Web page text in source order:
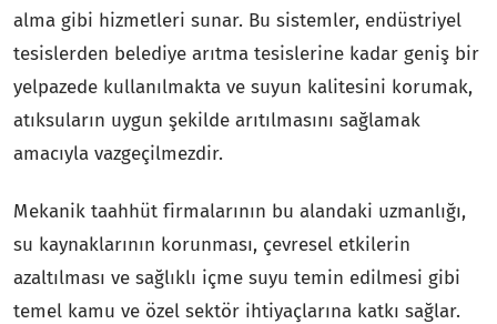
alma gibi hizmetleri sunar. Bu sistemler, endüstriyel
tesislerden belediye arıtma tesislerine kadar geniş bir
yelpazede kullanılmakta ve suyun kalitesini korumak,
atıksuların uygun şekilde arıtılmasını sağlamak
amacıyla vazgeçilmezdir.
Mekanik taahhüt firmalarının bu alandaki uzmanlığı,
su kaynaklarının korunması, çevresel etkilerin
azaltılması ve sağlıklı içme suyu temin edilmesi gibi
temel kamu ve özel sektör ihtiyaçlarına katkı sağlar.